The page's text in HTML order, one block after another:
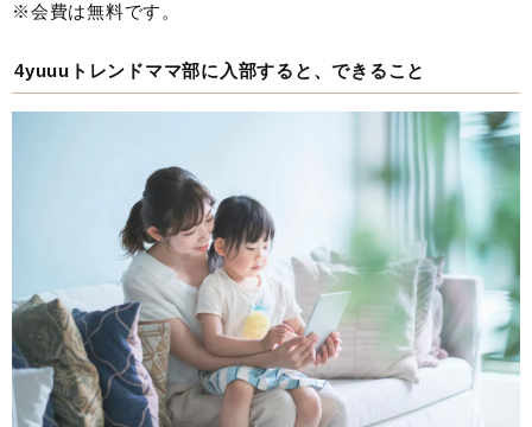
※会費は無料です。
4yuuuトレンドママ部に入部すると、できること